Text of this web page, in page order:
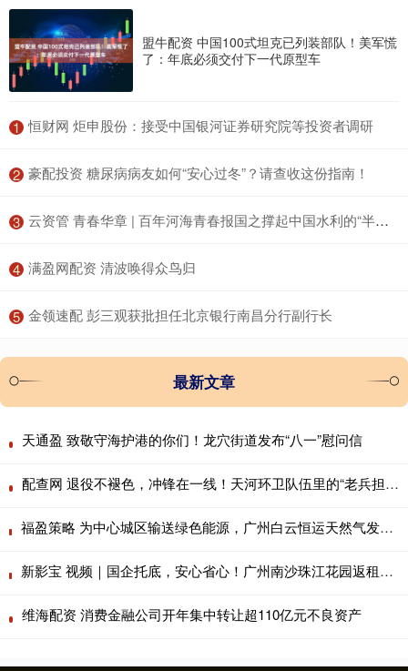
盟牛配资 中国100式坦克已列装部队！美军慌
了：年底必须交付下一代原型车
1 ​恒财网 炬申股份：接受中国银河证券研究院等投资者调研
2 ​豪配投资 糖尿病病友如何“安心过冬”？请查收这份指南！
3 ​云资管 青春华章 | 百年河海青春报国之撑起中国水利的“半壁江山”
4 ​满盈网配资 清波唤得众鸟归
5 ​金领速配 彭三观获批担任北京银行南昌分行副行长
最新文章
天通盈 致敬守海护港的你们！龙穴街道发布“八一”慰问信
配查网 退役不褪色，冲锋在一线！天河环卫队伍里的“老兵担当”
福盈策略 为中心城区输送绿色能源，广州白云恒运天然气发电厂正式投产
新影宝 视频｜国企托底，安心省心！广州南沙珠江花园返租签约火热进行
维海配资 消费金融公司开年集中转让超110亿元不良资产